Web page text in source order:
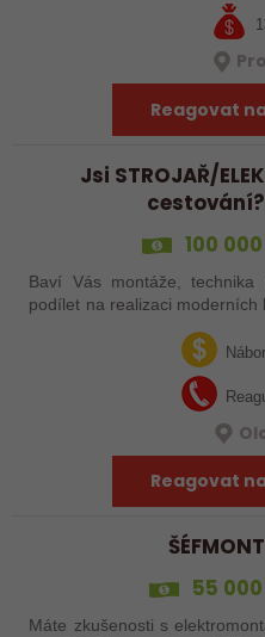
Reagovat
Jsi STROJAŘ/
cestování?
100
Baví Vás montáže,
podílet na realizaci moderních
servisní technik nebo…
Reagovat
55 000
Máte zkušenosti s